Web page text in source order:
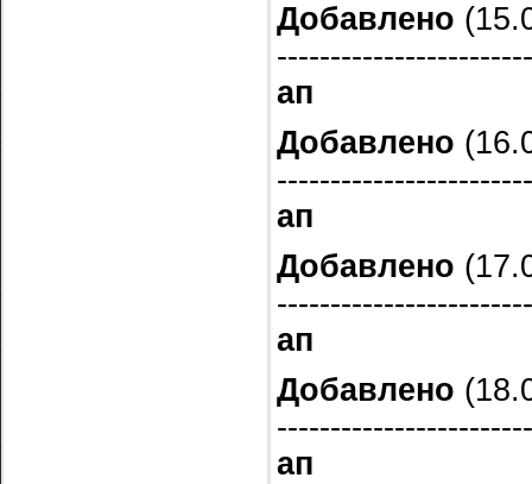
Добавлено
ап
Добавлено
ап
Добавлено
ап
Добавлено
ап